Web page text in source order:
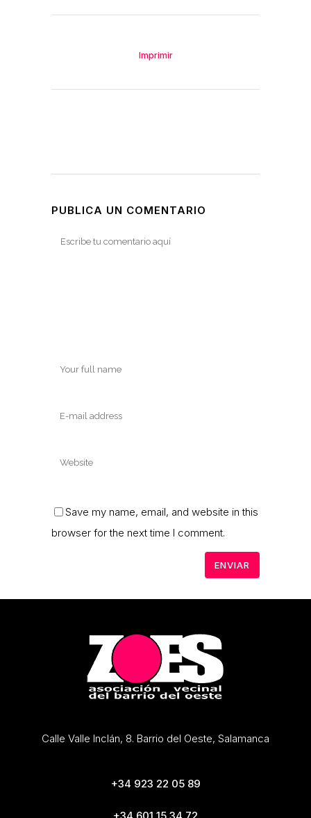
Imprimir
PUBLICA UN COMENTARIO
Save my name, email, and website in this
browser for the next time I comment.
Calle Valle Inclán, 8. Barrio del Oeste, Salamanca
+34 923 22 05 89